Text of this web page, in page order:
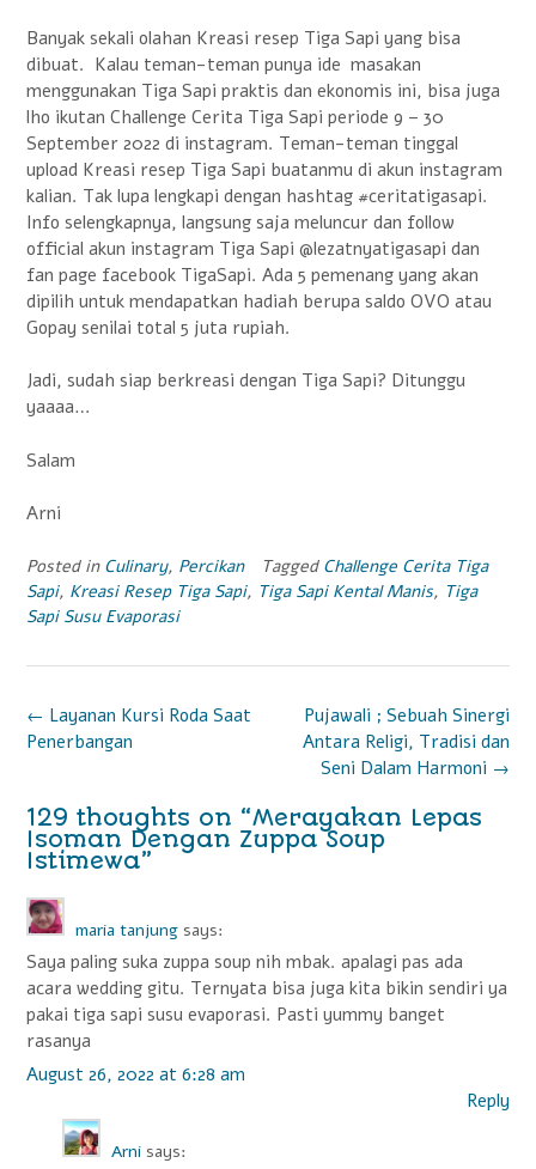
Banyak sekali olahan Kreasi resep Tiga Sapi yang bisa
dibuat. Kalau teman-teman punya ide masakan
menggunakan Tiga Sapi praktis dan ekonomis ini, bisa juga
lho ikutan Challenge Cerita Tiga Sapi periode 9 – 30
September 2022 di instagram. Teman-teman tinggal
upload Kreasi resep Tiga Sapi buatanmu di akun instagram
kalian. Tak lupa lengkapi dengan hashtag #ceritatigasapi.
Info selengkapnya, langsung saja meluncur dan follow
official akun instagram Tiga Sapi @lezatnyatigasapi dan
fan page facebook TigaSapi. Ada 5 pemenang yang akan
dipilih untuk mendapatkan hadiah berupa saldo OVO atau
Gopay senilai total 5 juta rupiah.
Jadi, sudah siap berkreasi dengan Tiga Sapi? Ditunggu
yaaaa…
Salam
Arni
Posted in Culinary, Percikan Tagged Challenge Cerita Tiga
Sapi, Kreasi Resep Tiga Sapi, Tiga Sapi Kental Manis, Tiga
Sapi Susu Evaporasi
P
o
s
t
n
a
v
i
g
a
← Layanan Kursi Roda Saat
Penerbangan
Pujawali ; Sebuah Sinergi
Antara Religi, Tradisi dan
Seni Dalam Harmoni →
129 thoughts on “Merayakan Lepas
Isoman Dengan Zuppa Soup
Istimewa”
maria tanjung says:
Saya paling suka zuppa soup nih mbak. apalagi pas ada
acara wedding gitu. Ternyata bisa juga kita bikin sendiri ya
pakai tiga sapi susu evaporasi. Pasti yummy banget
rasanya
August 26, 2022 at 6:28 am
Reply
Arni says: